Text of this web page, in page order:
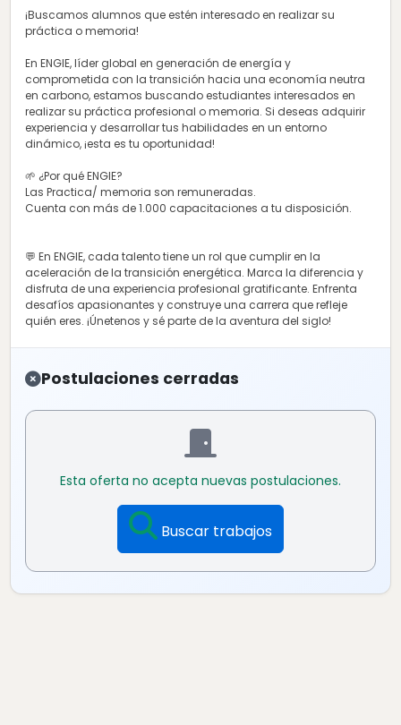
¡Buscamos alumnos que estén interesado en realizar su
práctica o memoria!
En ENGIE, líder global en generación de energía y
comprometida con la transición hacia una economía neutra
en carbono, estamos buscando estudiantes interesados en
realizar su práctica profesional o memoria. Si deseas adquirir
experiencia y desarrollar tus habilidades en un entorno
dinámico, ¡esta es tu oportunidad!
🌱 ¿Por qué ENGIE?
Las Practica/ memoria son remuneradas.
Cuenta con más de 1.000 capacitaciones a tu disposición.
💬 En ENGIE, cada talento tiene un rol que cumplir en la
aceleración de la transición energética. Marca la diferencia y
disfruta de una experiencia profesional gratificante. Enfrenta
desafíos apasionantes y construye una carrera que refleje
quién eres. ¡Únetenos y sé parte de la aventura del siglo!
Postulaciones cerradas
Esta oferta no acepta nuevas postulaciones.
Buscar trabajos